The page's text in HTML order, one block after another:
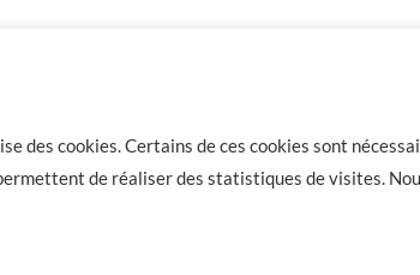
des cookies. Certains de ces cookies sont
de réaliser des statistiques de visites.